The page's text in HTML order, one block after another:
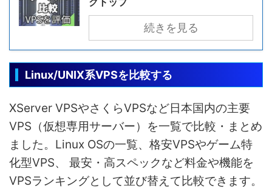
続きを見る
Linux/UNIX系VPSを比較する
XServer VPSやさくらVPSなど日本国内の主要
VPS（仮想専用サーバー）を一覧で比較・まとめ
ました。Linux OSの一覧、格安VPSやゲーム特
化型VPS、 最安・高スペックなど料金や機能を
VPSランキングとして並び替えて比較できます。